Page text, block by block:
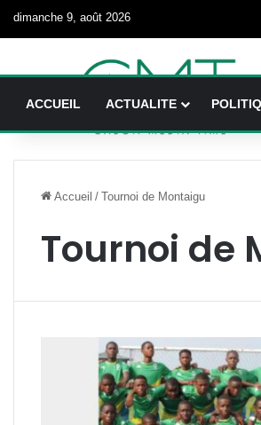
dimanche 9, août 2026
ACCUEIL ACTUALITE
Accueil / Tournoi de Montaigu
Tournoi de